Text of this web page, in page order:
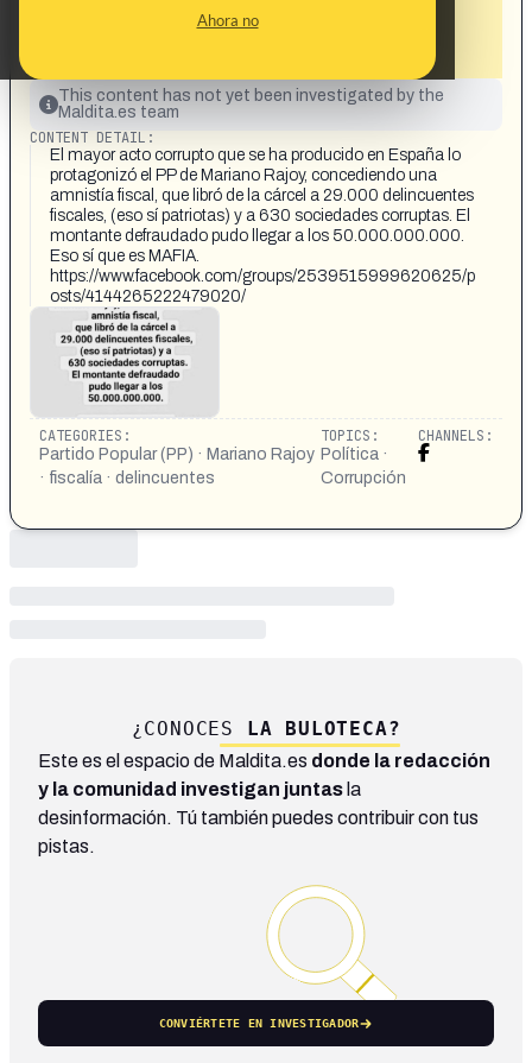
Ahora no
dejando un fraude de hasta 50.000
This content has not yet been investigated by the
Maldita.es team
CONTENT DETAIL:
El mayor acto corrupto que se ha producido en España lo
protagonizó el PP de Mariano Rajoy, concediendo una
amnistía fiscal, que libró de la cárcel a 29.000 delincuentes
fiscales, (eso sí patriotas) y a 630 sociedades corruptas. El
montante defraudado pudo llegar a los 50.000.000.000.
Eso sí que es MAFIA.
https://www.facebook.com/groups/2539515999620625/p
osts/4144265222479020/
CATEGORIES:
Partido Popular (PP) · Mariano Rajoy
· fiscalía · delincuentes
TOPICS:
Política ·
Corrupción
CHANNELS:
¿CONOCES LA BULOTECA?
Este es el espacio de Maldita.es donde la redacción
y la comunidad investigan juntas la
desinformación. Tú también puedes contribuir con tus
pistas.
CONVIÉRTETE EN INVESTIGADOR